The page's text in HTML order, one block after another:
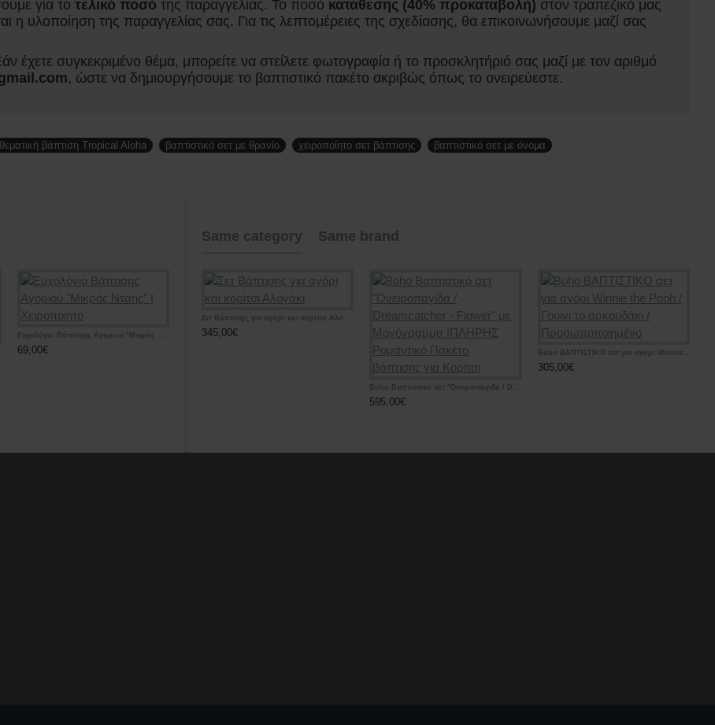
για το τελικό ποσό της παραγγελίας. Το ποσό κατάθεσης (40% προκαταβολή) στον τραπεζικό μας
η υλοποίηση της παραγγελίας σας. Για τις λεπτομέρειες της σχεδίασης, θα επικοινωνήσουμε μαζί σας
έχετε συγκεκριμένο θέμα, μπορείτε να στείλετε φωτογραφία ή το προσκλητήριό σας μαζί με τον αριθμό
, ώστε να δημιουργήσουμε το βαπτιστικό πακέτο ακριβώς όπως το ονειρεύεστε.
θεματική βάπτιση Tropical Aloha βαπτιστικό σετ με θρανίο χειροποίητο σετ βάπτισης
βαπτιστικό σετ με όνομα
Ευχολόγιο Βάπτισης Αγοριού "Μικρός Νταής" | Χειροποίητο
69,00€
Same category Same brand
Σετ Βάπτισης για αγόρι και κορίτσι Αλογάκι
345,00€
Boho Βαπτιστικό σετ "Ονειροπαγίδα / Dreamcatcher - Flower" με Μονόγραμμα |ΠΛΗΡΗΣ Ρομαντικό Πακέτο βάπτισης για Κορίτσι
595,00€
Boho ΒΑΠΤΙΣΤΙΚΟ σετ για αγόρι Winnie the Pooh / Γουίνι το αρκουδάκι / Προσωποποιημένο
305,00€